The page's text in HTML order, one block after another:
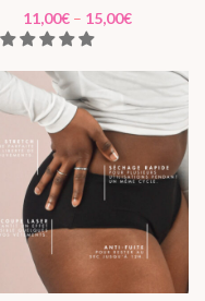
11,00€ – 15,00€